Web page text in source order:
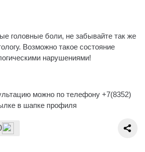
головные боли, не забывайте так же
Возможно такое состояние
нарушениями!
можно по телефону +7(8352)
в шапке профиля